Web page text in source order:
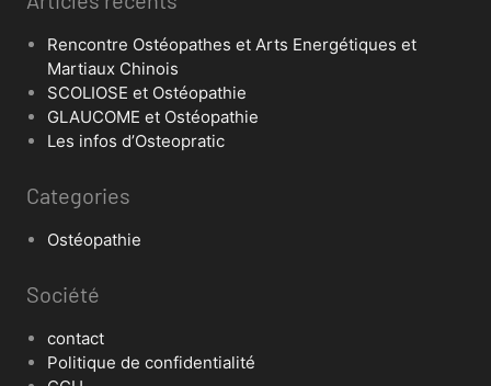
Rencontre Ostéopathes et Arts Energétiques et
Martiaux Chinois
SCOLIOSE et Ostéopathie
GLAUCOME et Ostéopathie
Les infos d’Osteopratic
Categories
Ostéopathie
Société
contact
Politique de confidentialité